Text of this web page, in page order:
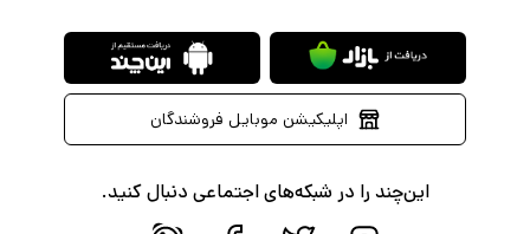
اپلیکیشن موبایل فروشندگان
این‌چند را در شبکه‌های اجتماعی دنبال کنید.